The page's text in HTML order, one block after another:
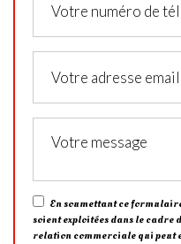
En soumettant ce
soient exploitées dans le cadre
relation commerciale qui peut